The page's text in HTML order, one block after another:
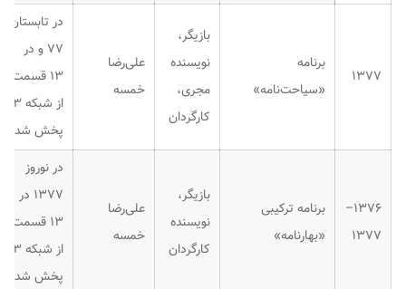
۱۳۷۷
برنامه
«سیاحت‌نامه»
بازیگر،
نویسنده
مجری،
کارگردان
علی‌رضا
خمسه
در تابستان
۷۷ و در
۱۳ قسمت
از شبکه ۳
پخش شد.
۱۳۷۶–
۱۳۷۷
برنامه ترکیبی
«بهارنامه»
بازیگر،
نویسنده
کارگردان
علی‌رضا
خمسه
در نوروز
۱۳۷۷ در
۱۳ قسمت
از شبکه ۳
پخش شد.